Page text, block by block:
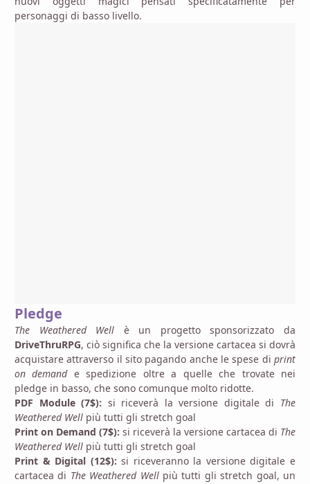
personaggi di basso livello.
Pledge
The Weathered Well è un progetto sponsorizzato da
DriveThruRPG, ciò significa che la versione cartacea si dovrà
acquistare attraverso il sito pagando anche le spese di print
on demande spedizione oltre a quelle che trovate nei
pledge in basso, che sono comunque molto ridotte.
PDF Module (7$): si riceverà la versione digitale di The
Weathered Well più tutti gli stretch goal
Print on Demand (7$): si riceverà la versione cartacea di The
Weathered Well più tutti gli stretch goal
Print & Digital (12$): si riceveranno la versione digitale e
cartacea di The Weathered Wellpiù tutti gli stretch goal, un